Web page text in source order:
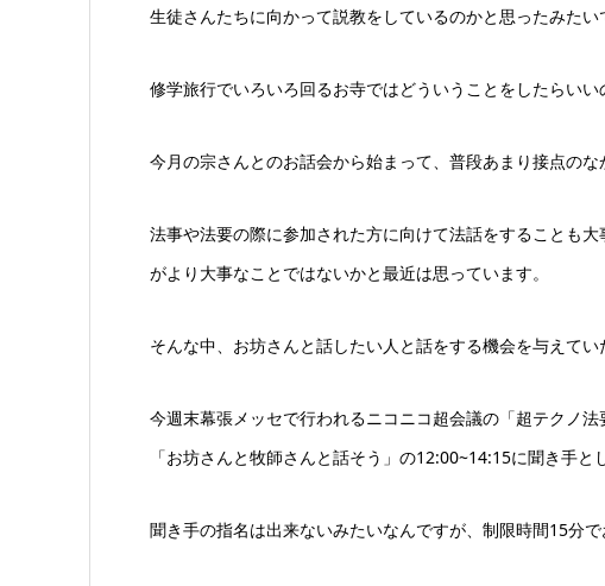
生徒さんたちに向かって説教をしているのかと思ったみたい
修学旅行でいろいろ回るお寺ではどういうことをしたらい
今月の宗さんとのお話会から始まって、普段あまり接点の
法事や法要の際に参加された方に向けて法話をすることも
がより大事なことではないかと最近は思っています。
そんな中、お坊さんと話したい人と話をする機会を与えてい
今週末幕張メッセで行われるニコニコ超会議の「超テクノ
「お坊さんと牧師さんと話そう」の12:00~14:15に聞き手と
聞き手の指名は出来ないみたいなんですが、制限時間15分で